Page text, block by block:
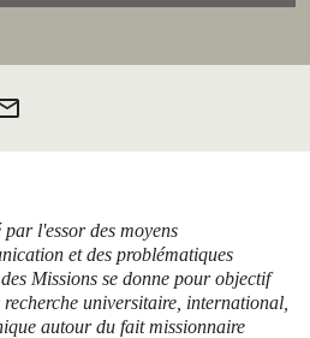
PDF
l'essor des moyens
et des problématiques
Missions se donne pour objectif
universitaire, international,
autour du fait missionnaire